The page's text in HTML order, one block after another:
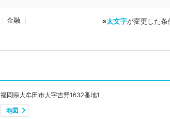
金融 ※太文字が変更した条
福岡県大牟田市大字吉野1632番地1
地図